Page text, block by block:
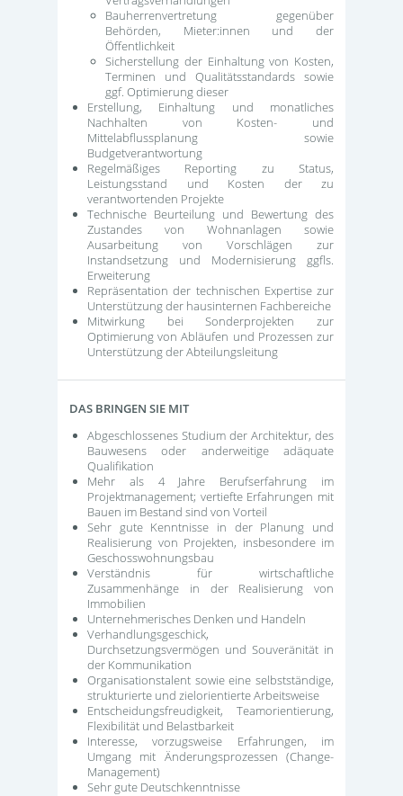
Bauherrenvertretung gegenüber
Behörden, Mieter:innen und der
Öffentlichkeit
Sicherstellung der Einhaltung von Kosten,
Terminen und Qualitätsstandards sowie
ggf. Optimierung dieser
Erstellung, Einhaltung und monatliches
Nachhalten von Kosten- und
Mittelabflussplanung sowie
Budgetverantwortung
Regelmäßiges Reporting zu Status,
Leistungsstand und Kosten der zu
verantwortenden Projekte
Technische Beurteilung und Bewertung des
Zustandes von Wohnanlagen sowie
Ausarbeitung von Vorschlägen zur
Instandsetzung und Modernisierung ggfls.
Erweiterung
Repräsentation der technischen Expertise zur
Unterstützung der hausinternen Fachbereiche
Mitwirkung bei Sonderprojekten zur
Optimierung von Abläufen und Prozessen zur
Unterstützung der Abteilungsleitung
DAS BRINGEN SIE MIT
Abgeschlossenes Studium der Architektur, des
Bauwesens oder anderweitige adäquate
Qualifikation
Mehr als 4 Jahre Berufserfahrung im
Projektmanagement; vertiefte Erfahrungen mit
Bauen im Bestand sind von Vorteil
Sehr gute Kenntnisse in der Planung und
Realisierung von Projekten, insbesondere im
Geschosswohnungsbau
Verständnis für wirtschaftliche
Zusammenhänge in der Realisierung von
Immobilien
Unternehmerisches Denken und Handeln
Verhandlungsgeschick,
Durchsetzungsvermögen und Souveränität in
der Kommunikation
Organisationstalent sowie eine selbstständige,
strukturierte und zielorientierte Arbeitsweise
Entscheidungsfreudigkeit, Teamorientierung,
Flexibilität und Belastbarkeit
Interesse, vorzugsweise Erfahrungen, im
Umgang mit Änderungsprozessen (Change-
Management)
Sehr gute Deutschkenntnisse